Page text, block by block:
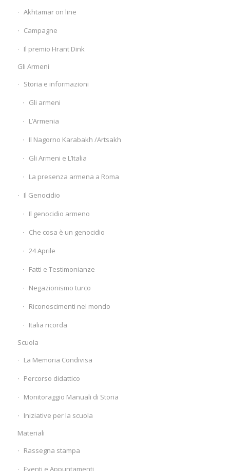
Akhtamar on line
Campagne
Il premio Hrant Dink
Gli Armeni
Storia e informazioni
Gli armeni
L’Armenia
Il Nagorno Karabakh /Artsakh
Gli Armeni e L’Italia
La presenza armena a Roma
Il Genocidio
Il genocidio armeno
Che cosa è un genocidio
24 Aprile
Fatti e Testimonianze
Negazionismo turco
Riconoscimenti nel mondo
Italia ricorda
Scuola
La Memoria Condivisa
Percorso didattico
Monitoraggio Manuali di Storia
Iniziative per la scuola
Materiali
Rassegna stampa
Eventi e Appuntamenti